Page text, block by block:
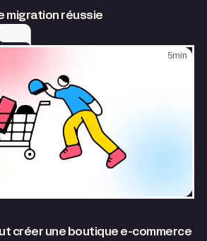
migration réussie
créer une boutique e-commerce
5 min